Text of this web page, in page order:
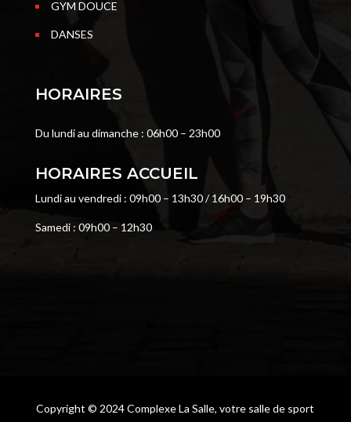
GYM DOUCE
DANSES
HORAIRES
Du lundi au dimanche : 06h00 – 23h00
HORAIRES ACCUEIL
Lundi au vendredi : 09h00 – 13h30 / 16h00 – 19h30
Samedi : 09h00 – 12h30
Copyright © 2024 Complexe La Salle, votre salle de sport